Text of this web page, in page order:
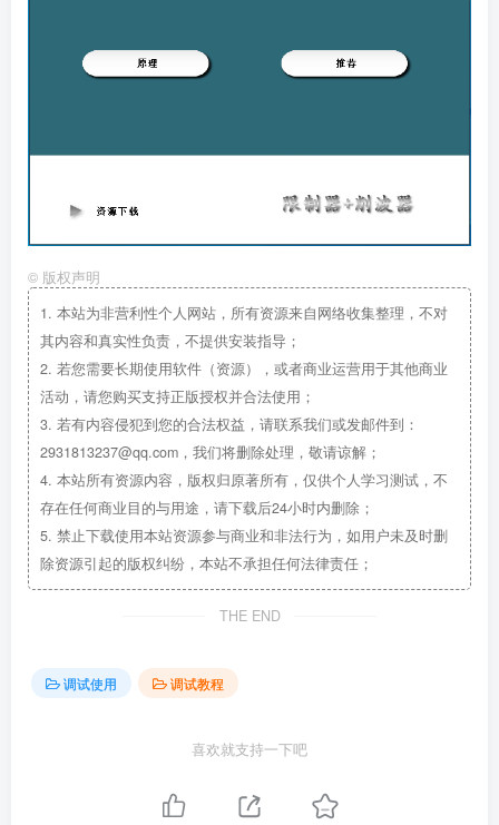
© 版权声明
1. 本站为非营利性个人网站，所有资源来自网络收集整理，不对
其内容和真实性负责，不提供安装指导；
2. 若您需要长期使用软件（资源），或者商业运营用于其他商业
活动，请您购买支持正版授权并合法使用；
3. 若有内容侵犯到您的合法权益，请联系我们或发邮件到：
2931813237@qq.com，我们将删除处理，敬请谅解；
4. 本站所有资源内容，版权归原著所有，仅供个人学习测试，不
存在任何商业目的与用途，请下载后24小时内删除；
5. 禁止下载使用本站资源参与商业和非法行为，如用户未及时删
除资源引起的版权纠纷，本站不承担任何法律责任；
THE END
调试使用 调试教程
喜欢就支持一下吧